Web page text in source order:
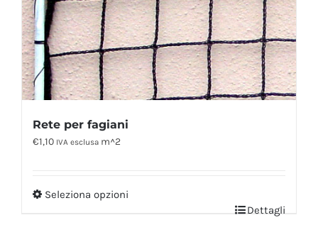
Rete per fagiani
€1,10 IVA esclusa m^2
Seleziona opzioni
Dettagli